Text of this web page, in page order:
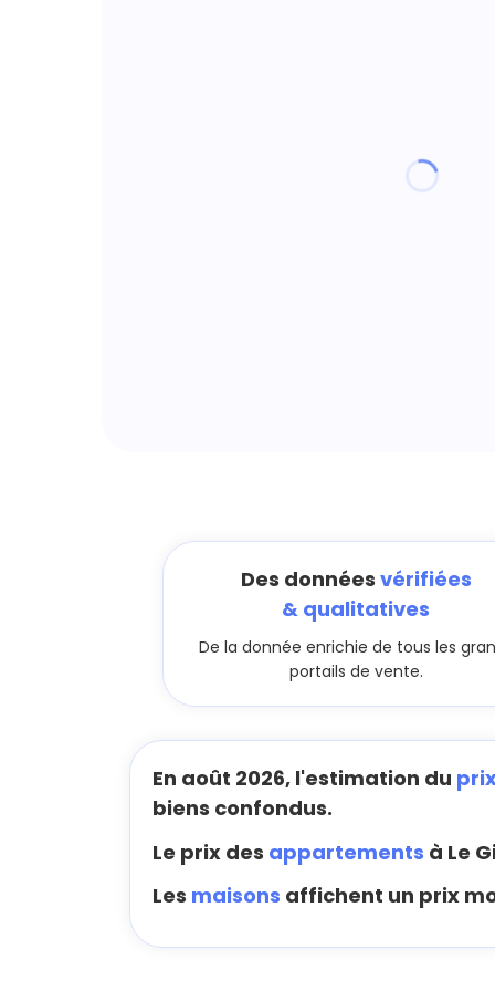
Des données vérifiées
& qualitatives
De la donnée enrichie de tous les
portails de vente.
En août 2026, l'estimation du
biens confondus.
Le prix des appartements à Le
Les maisons affichent un prix